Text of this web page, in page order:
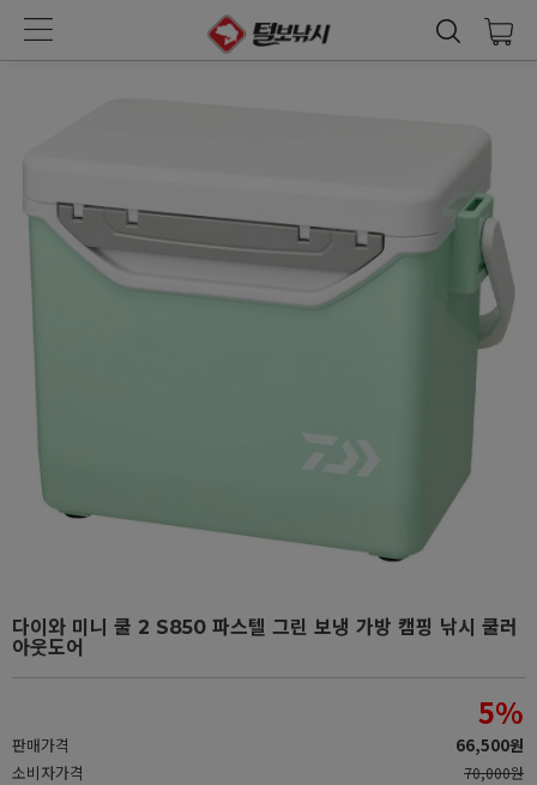
다이와 미니 쿨 2 S850 파스텔 그린 보냉 가방 캠핑 낚시 쿨러
아웃도어
판매가격
5%
66,500원
소비자가격
70,000원